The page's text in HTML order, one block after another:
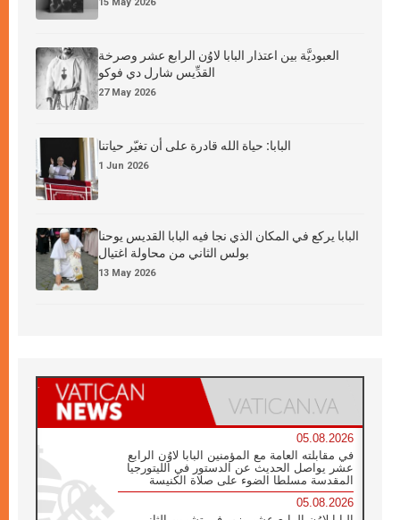
العبوديَّة بين اعتذار البابا لاوُن الرابع عشر وصرخة
القدِّيس شارل دي فوكو
27 May 2026
البابا: حياة الله قادرة على أن تغيّر حياتنا
1 Jun 2026
البابا يركع في المكان الذي نجا فيه البابا القديس يوحنا
بولس الثاني من محاولة اغتيال
13 May 2026
05.08.2026
في مقابلته العامة مع المؤمنين البابا لاوُن الرابع
عشر يواصل الحديث عن الدستور في الليتورجيا
المقدسة مسلطا الضوء على صلاة الكنيسة
05.08.2026